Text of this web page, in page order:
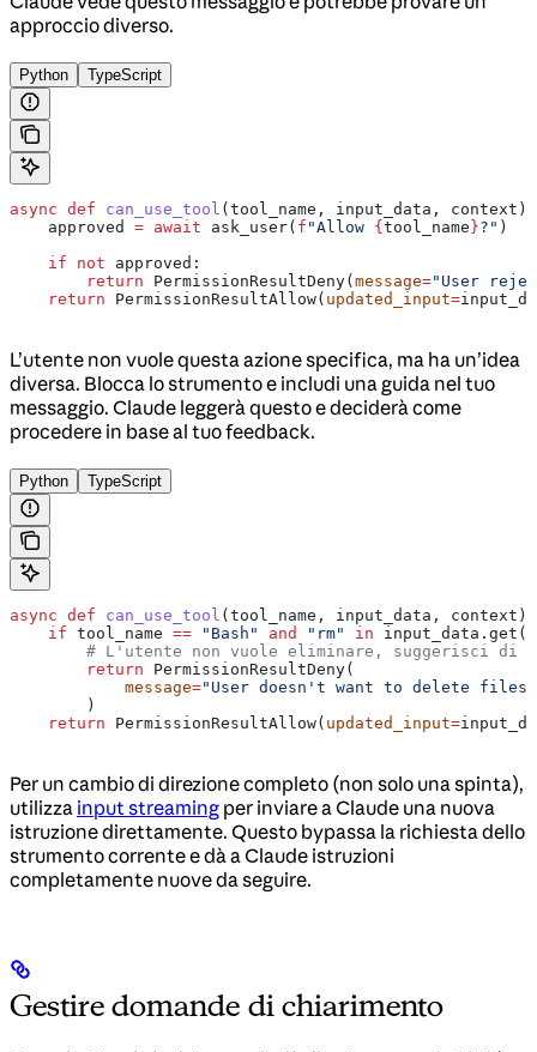
approccio diverso.
Python TypeScript
async def can_use_tool ( tool_name , input_data , context ):
    approved
= await ask_user( f "Allow { tool_name }?" )
    if
not approved:
        return
PermissionResultDeny( message="User
    return
PermissionResultAllow( updated_input=
L’utente non vuole questa azione specifica, ma ha un’idea
diversa. Blocca lo strumento e includi una guida nel tuo
messaggio. Claude leggerà questo e deciderà come
procedere in base al tuo feedback.
Python TypeScript
async def can_use_tool ( tool_name , input_data , context ):
    if
tool_name == "Bash" and "rm" in input_data.get(
# L'utente non vuole eliminare, suggerisci di
        return
PermissionResultDeny(
            message
="User doesn't want to delete files.
        )
    return
PermissionResultAllow( updated_input=
Per un cambio di direzione completo (non solo una spinta),
utilizza input streaming per inviare a Claude una nuova
istruzione direttamente. Questo bypassa la richiesta dello
strumento corrente e dà a Claude istruzioni
completamente nuove da seguire.
Gestire domande di chiarimento